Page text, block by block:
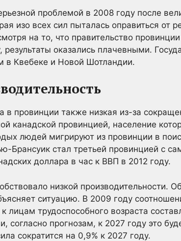
проблемой в 2008 году после
изо всех сил пыталась оправиться от
на то, что правительство
результаты оказались плачевными.
Квебеке и Новой Шотландии.
в провинции также низкая из-за
канадской провинцией, население
людей мигрируют из провинции в
Брансуик стал третьей провинцией с
доллара в час к ВВП в 2012 году.
низкой производительности.
ситуацию. В 2009 году
лицам трудоспособного возраста
согласно прогнозам, к 2027 году это
сократится на 0,9% к 2027 году.